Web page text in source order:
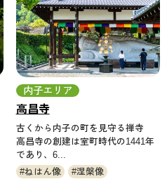
内子エリア
高昌寺
古くから内子の町を見守る禅寺
高昌寺の創建は室町時代の1441年
であり、6...
ねはん像
涅槃像